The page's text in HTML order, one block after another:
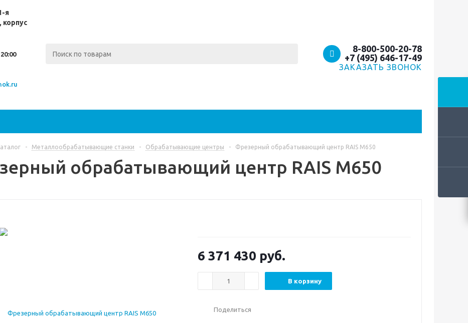
я
8-800-500-20-78
+7 (495) 646-17-49
ЗАКАЗАТЬ ЗВОНОК
- Металлообрабатывающие станки - Обрабатывающие центры - Фрезерный обрабатывающий центр RAIS M650
обрабатывающий центр RAIS M650
6 371 430 руб.
В корзину
Поделиться